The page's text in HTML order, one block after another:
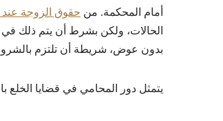
أمام المحكمة. من حقوق الزوجة عند
الحالات، ولكن بشرط أن يتم ذلك في
بدون عوض، شريطة أن تلتزم
يتمثل دور المحامي في قضايا الخلع